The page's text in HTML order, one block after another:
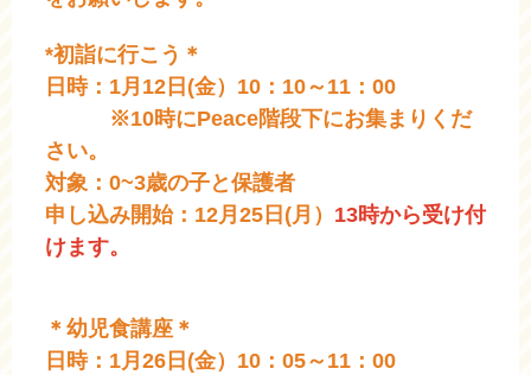
*初詣に行こう＊
日時：1月12日(金）10：10～11：00
※10時にPeace階段下にお集まりくだ
さい。
対象：0~3歳の子と保護者
申し込み開始：12月25日(月） 13時から受け付
けます。
＊幼児食講座＊
日時：1月26日(金）10：05～11：00